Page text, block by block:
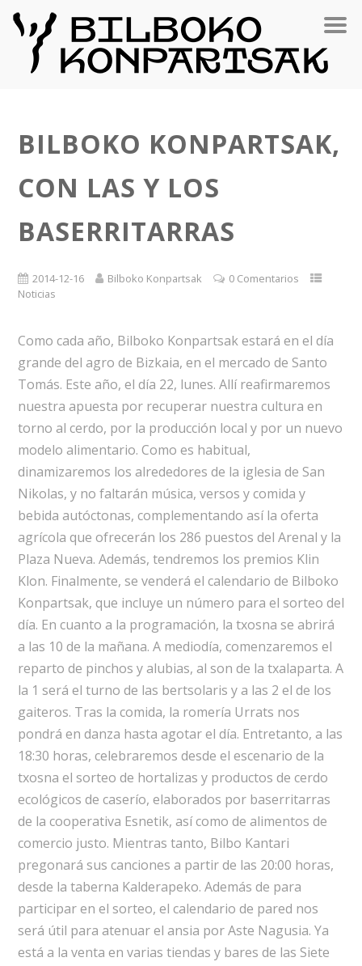
BILBOKO KONPARTSAK,
CON LAS Y LOS
BASERRITARRAS
2014-12-16 Bilboko Konpartsak
0 Comentarios
Noticias
Como cada año, Bilboko Konpartsak estará en el día
grande del agro de Bizkaia, en el mercado de Santo
Tomás. Este año, el día 22, lunes. Allí reafirmaremos
nuestra apuesta por recuperar nuestra cultura en
torno al cerdo, por la producción local y por un nuevo
modelo alimentario. Como es habitual,
dinamizaremos los alrededores de la iglesia de San
Nikolas, y no faltarán música, versos y comida y
bebida autóctonas, complementando así la oferta
agrícola que ofrecerán los 286 puestos del Arenal y la
Plaza Nueva. Además, tendremos los premios Klin
Klon. Finalmente, se venderá el calendario de Bilboko
Konpartsak, que incluye un número para el sorteo del
día. En cuanto a la programación, la txosna se abrirá
a las 10 de la mañana. A mediodía, comenzaremos el
reparto de pinchos y alubias, al son de la txalaparta. A
la 1 será el turno de las bertsolaris y a las 2 el de los
gaiteros. Tras la comida, la romería Urrats nos
pondrá en danza hasta agotar el día. Entretanto, a las
18:30 horas, celebraremos desde el escenario de la
txosna el sorteo de hortalizas y productos de cerdo
ecológicos de caserío, elaborados por baserritarras
de la cooperativa Esnetik, así como de alimentos de
comercio justo. Mientras tanto, Bilbo Kantari
pregonará sus canciones a partir de las 20:00 horas,
desde la taberna Kalderapeko. Además de para
participar en el sorteo, el calendario de pared nos
será útil para atenuar el ansia por Aste Nagusia. Ya
está a la venta en varias tiendas y bares de las Siete